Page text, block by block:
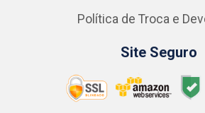
Política de Troca e
Site Seguro